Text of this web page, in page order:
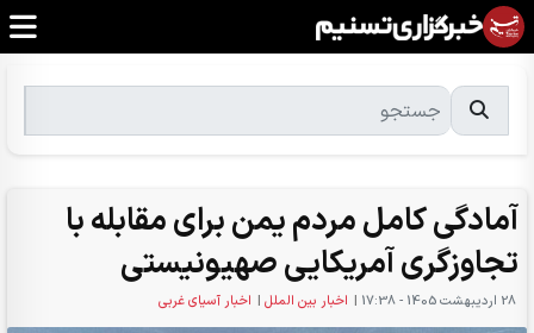
آمادگی کامل مردم یمن برای مقابله با
تجاوزگری آمریکایی صهیونیستی
28 ارديبهشت 1405 - 17:38 | اخبار بین الملل | اخبار آسیای غربی